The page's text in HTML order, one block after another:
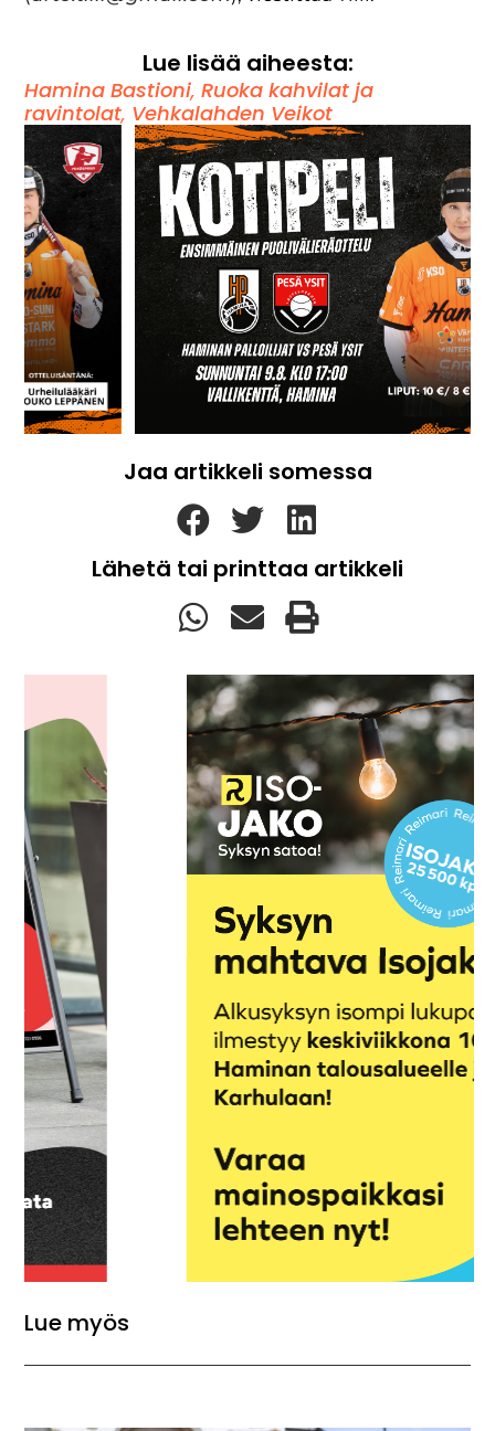
Lue lisää aiheesta:
Hamina Bastioni,Ruoka kahvilat ja
ravintolat, Vehkalahden Veikot
Jaa artikkeli somessa
Lähetä tai printtaa artikkeli
Lue myös